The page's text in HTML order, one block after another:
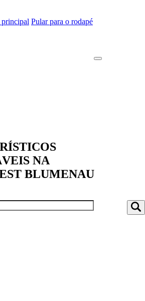
principal Pular para o rodapé
NA
BLUMENAU